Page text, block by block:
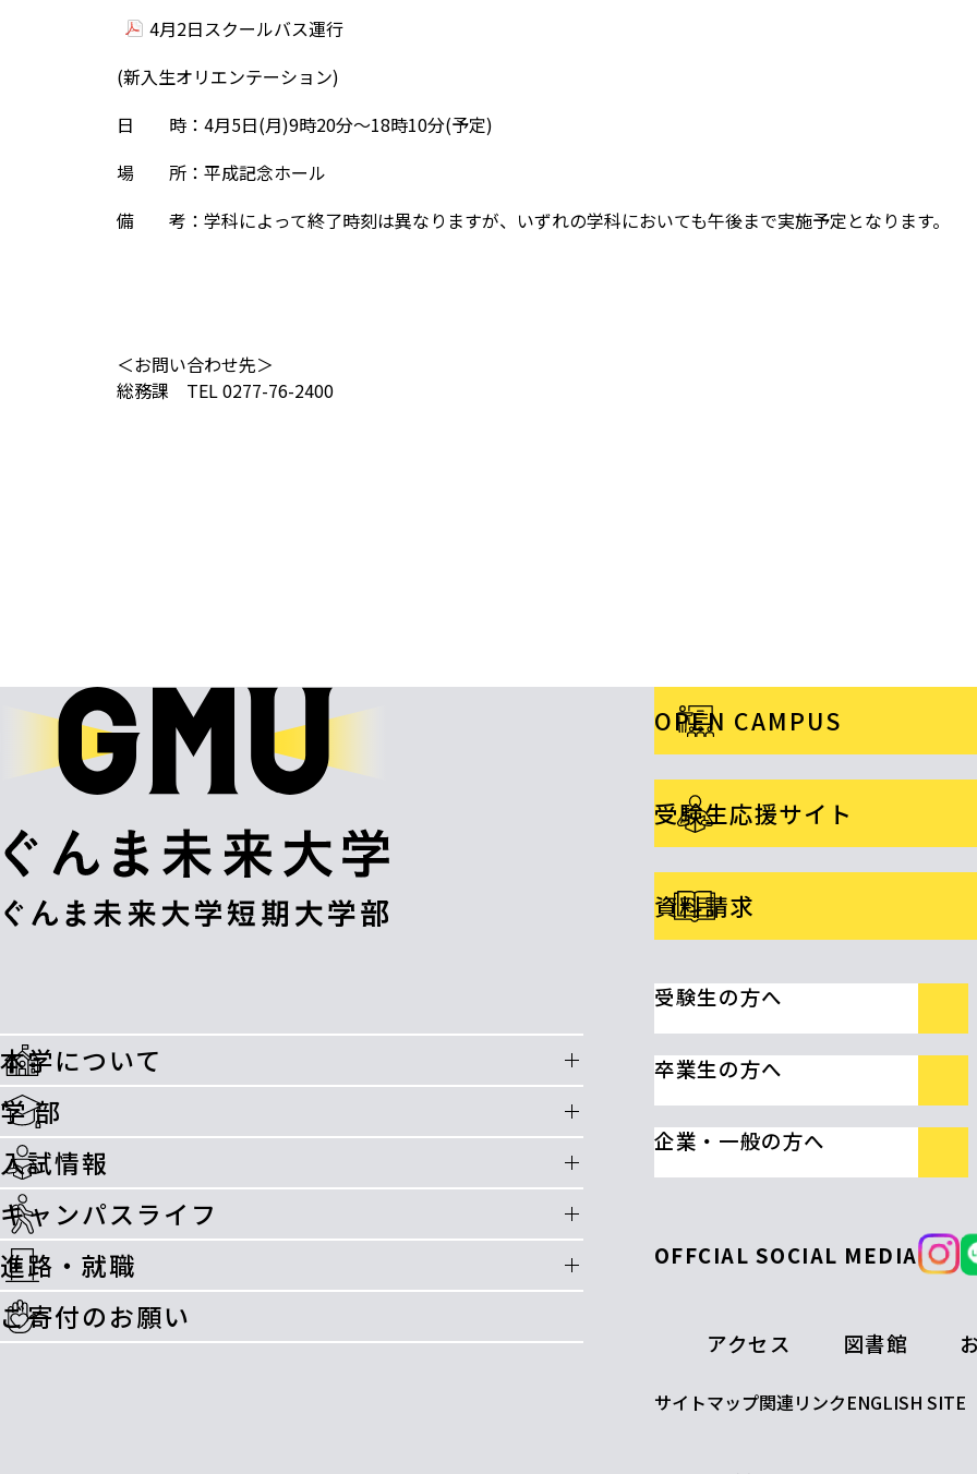
4月2日スクールバス運行
(新入生オリエンテーション)
日 時：4月5日(月)9時20分～18時10分(予定)
場 所：平成記念ホール
備 考：学科によって終了時刻は異なりますが、いずれの学科においても午後まで実施予定となります。
＜お問い合わせ先＞
総務課 TEL 0277-76-2400
本学について
学 部
入試情報
キャンパスライフ
進路・就職
ご寄付のお願い
OPEN CAMPUS
受験生応援サイト
資料請求
受験生の方へ
卒業生の方へ
企業・一般の方へ
OFFCIAL SOCIAL MEDIA
アクセス 図書館
サイトマップ関連リンクENGLISH SITE